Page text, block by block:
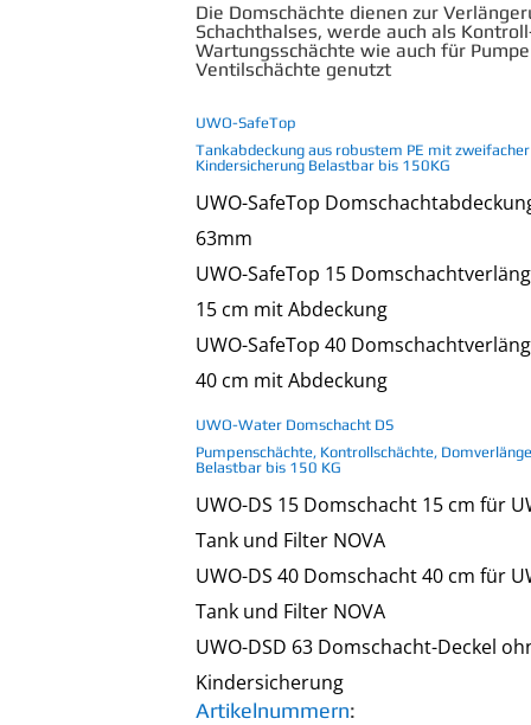
Die Domschächte dienen zur
Schachthalses, werde auch als
Wartungsschächte wie auch für
Ventilschächte genutzt
UWO-SafeTop
Tankabdeckung aus robustem PE mit zweifacher
Kindersicherung Belastbar bis 150KG
UWO-SafeTop
63mm
UWO-SafeTop 15
15 cm mit Abdeckung
UWO-SafeTop 40
40 cm mit Abdeckung
UWO-Water Domschacht DS
Pumpenschächte, Kontrollschächte,
Belastbar bis 150 KG
UWO-DS 15 Domschacht 15 cm für
Tank und Filter NOVA
UWO-DS 40 Domschacht 40 cm für
Tank und Filter NOVA
UWO-DSD 63 Domschacht-Deckel
Kindersicherung
Artikelnummern: